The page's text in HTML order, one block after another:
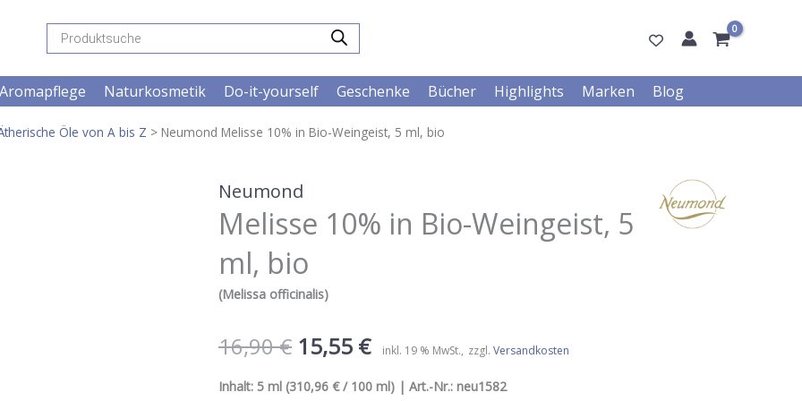
Products
search
Aromapflege Naturkosmetik Do-it-yourself Geschenke Bücher Highlights Marken Blog
Öle von A bis Z > Neumond Melisse 10% in Bio-Weingeist, 5 ml, bio
Neumond
Melisse 10% in Bio-Weingeist, 5
ml, bio
(Melissa officinalis)
16,90€ 15,55 € inkl. 19 % MwSt. zzgl. Versandkosten
Inhalt: 5 ml (310,96 € / 100 ml) | Art.-Nr.: neu1582